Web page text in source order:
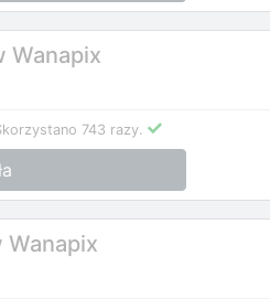
Wanapix
743 razy.
Wanapix